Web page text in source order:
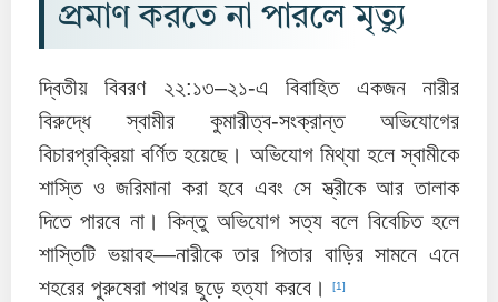
প্রমাণ করতে না পারলে মৃত্যু
দ্বিতীয় বিবরণ ২২:১৩–২১-এ বিবাহিত একজন নারীর
বিরুদ্ধে স্বামীর কুমারীত্ব-সংক্রান্ত অভিযোগের
বিচারপ্রক্রিয়া বর্ণিত হয়েছে। অভিযোগ মিথ্যা হলে স্বামীকে
শাস্তি ও জরিমানা করা হবে এবং সে স্ত্রীকে আর তালাক
দিতে পারবে না। কিন্তু অভিযোগ সত্য বলে বিবেচিত হলে
শাস্তিটি ভয়াবহ—নারীকে তার পিতার বাড়ির সামনে এনে
শহরের পুরুষেরা পাথর ছুড়ে হত্যা করবে।
[1]